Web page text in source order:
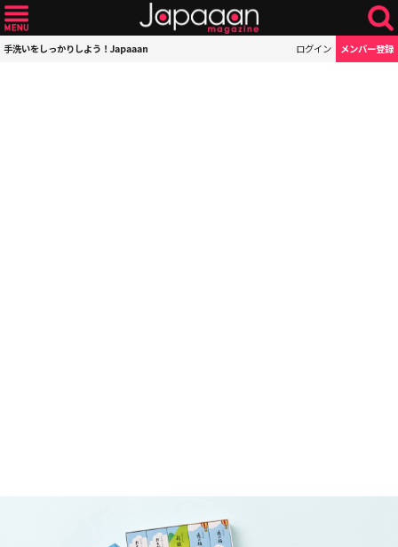
手洗いをしっかりしよう！Japaaan ログイン メンバー登録